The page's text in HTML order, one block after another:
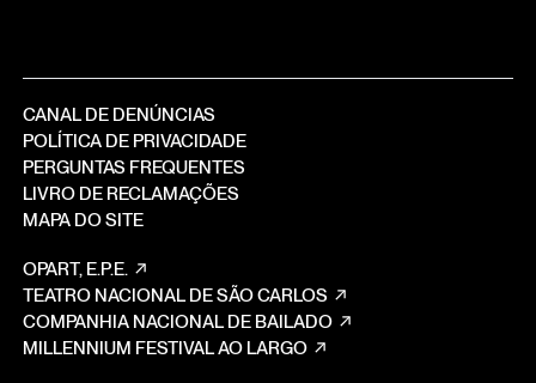
CANAL DE DENÚNCIAS
POLÍTICA DE PRIVACIDADE
PERGUNTAS FREQUENTES
LIVRO DE RECLAMAÇÕES
MAPA DO SITE
OPART, E.P.E.
TEATRO NACIONAL DE SÃO CARLOS
COMPANHIA NACIONAL DE BAILADO
MILLENNIUM FESTIVAL AO LARGO